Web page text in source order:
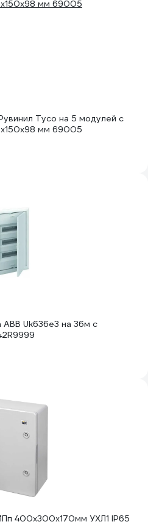
Тусо на 5 модулей с
мм 69005
Uk636e3 на 36м с
400х300х170мм УХЛ1 IP65